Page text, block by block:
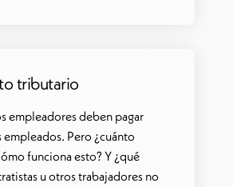
tributario
empleadores deben pagar
empleados. Pero ¿cuánto
funciona esto? Y ¿qué
u otros trabajadores no